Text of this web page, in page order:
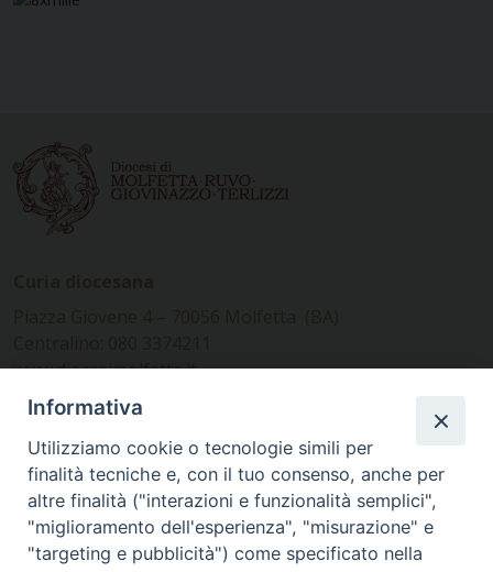
www.diocesimolfetta.it –
diocesimolfetta@pec.chiesacattolica.it
Ufficio Comunicazioni sociali
Piazza Giovene 4 – 70056 Molfetta (BA)
comunicazionisociali@diocesimolfetta.it
Informativa
Utilizziamo cookie o tecnologie simili per
finalità tecniche e, con il tuo consenso, anche per
altre finalità ("interazioni e funzionalità semplici",
"miglioramento dell'esperienza", "misurazione" e
"targeting e pubblicità") come specificato nella